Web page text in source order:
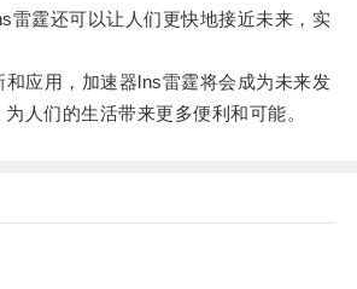
霆还可以让人们更快地接近未来，实
应用，加速器lns雷霆将会成为未来发
人们的生活带来更多便利和可能。